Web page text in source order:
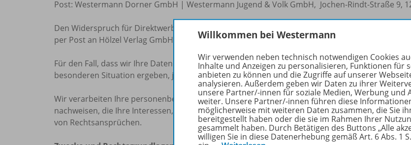
Post: Westermann Dorner GmbH | Westermann Jugend & Volk GmbH, Jochen-Rindt-Straße 9,
Den Widerspruch für Direktwerbung der Hölzel Verlag GmbH richten Sie bitte per E-Mail an
per Post an Hölzel Verlag GmbH, Jochen-Rindt-Straße 9, 1230 Wien.
Für den Fall, dass wir Ihre Daten zur Wahrung berechtigter Interessen verarbeiten, können Sie
besonderen Situation ergeben, jederzeit widersprechen; dies gilt auch für ein auf diese
Wir verarbeiten Ihre personenbezogenen Daten dann nicht mehr, es sei denn, wir können
nachweisen, die Ihre Interessen, Rechte und Freiheiten überwiegen oder die Verarbeitung
von Rechtsansprüchen.
Willkommen bei Westermann
Wir verwenden neben technisch notwendigen Cookies
Inhalte und Anzeigen zu personalisieren, Funktionen für
anbieten zu können und die Zugriffe auf unserer
analysieren. Außerdem geben wir Daten zu ihrer
unsere Partner/-innen für soziale Medien, Werbung und
weiter. Unsere Partner/-innen führen diese
möglicherweise mit weiteren Daten zusammen, die Sie
bereitgestellt haben oder die sie im Rahmen Ihrer
gesammelt haben. Durch Betätigen des Buttons „Alle
willigen Sie in diese Datenerhebung gemäß Art. 6 Abs. 1